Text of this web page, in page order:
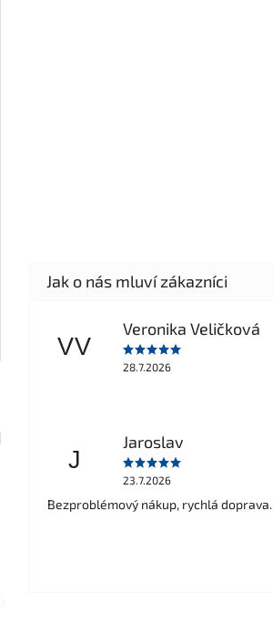
VV
Veronika Veličková
28.7.2026
J
Jaroslav
23.7.2026
Bezproblémový nákup, rychlá doprava.